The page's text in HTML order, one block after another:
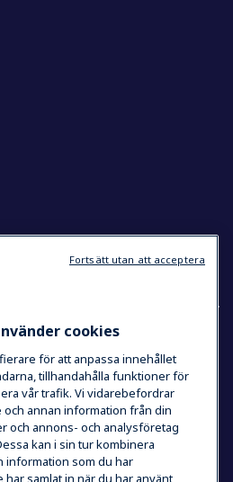
LANGUAGE
SVERIGE
Cookie Policy
cookies
för att anpassa innehållet
tillhandahålla funktioner för
vår trafik. Vi vidarebefordrar
annan information från din
och annons- och analysföretag
kan i sin tur kombinera
information som du har
samlat in när du har använt
Fortsätt utan att acceptera